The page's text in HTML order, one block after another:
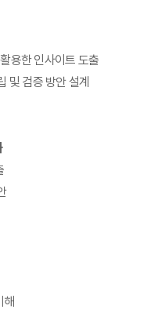
한 인사이트 도출
및 검증 방안 설계
해